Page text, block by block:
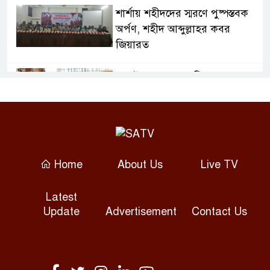
শার্শায় শহীদদের স্মরণে পুষ্পস্তবক
অর্পণ, শহীদ আব্দুল্লাহর কবর
জিয়ারত
জুলাই গণঅভ্যুত্থান দিবসে
গ্যাস সংকটে বিপর্যস্ত প্লাস্টিক ও
দিয়ে ভারত দ্বিমুখী নীতি দেখাচ্ছে:
Home About Us Live TV
Latest
Update
Advertisement Contact Us